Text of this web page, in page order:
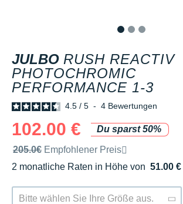
JULBO RUSH REACTIV
PHOTOCHROMIC
PERFORMANCE 1-3
4.5 / 5 - 4 Bewertungen
102.00 €
Du sparst 50%
Unverbindliche Preisempfehlung der
205.0€ Empfohlener Preis
2 monatliche Raten in Höhe von 51.00 €
Ohne Zusatzkosten
Bitte wählen Sie Ihre Größe aus.